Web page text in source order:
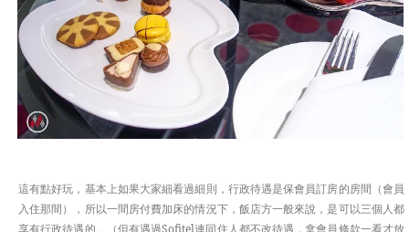
這有點好玩，基本上如果大家細看過細則，行政待遇是保會員訂房的房間（會員
入住那間），所以一間房付費加床的情況下，飯店方一般來說，是可以三個人都
享有行政待遇的。（但有遇過Sofitel連同住人都不改待遇，拿會員條款一看才放